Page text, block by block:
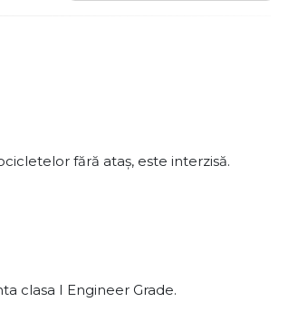
fără ataș, este interzisă.
clasa I Engineer Grade.